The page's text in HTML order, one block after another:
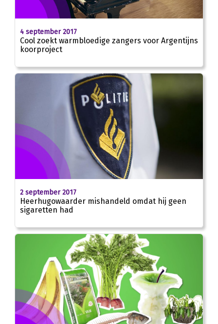
4 september 2017
Cool zoekt warmbloedige zangers voor Argentijns
koorproject
2 september 2017
Heerhugowaarder mishandeld omdat hij geen
sigaretten had